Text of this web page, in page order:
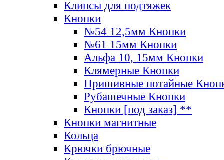
Клипсы для подтяжек
Кнопки
№54 12,5мм Кнопки
№61 15мм Кнопки
Альфа 10, 15мм Кнопки
Клямерные Кнопки
Пришивные потайные
Рубашечные Кнопки
Кнопки [под заказ] **
Кнопки магнитные
Кольца
Крючки брючные